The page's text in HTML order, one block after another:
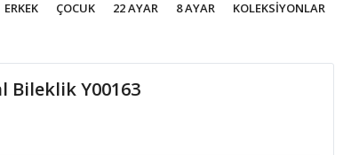
ERKEK ÇOCUK 22 AYAR 8 AYAR KOLEKSİYONLAR
Bileklik Y00163